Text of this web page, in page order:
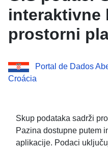
interaktivne
prostorni
Portal de Dados
Croácia
Skup podataka sadrži
Pazina dostupne putem
aplikacije. Podaci